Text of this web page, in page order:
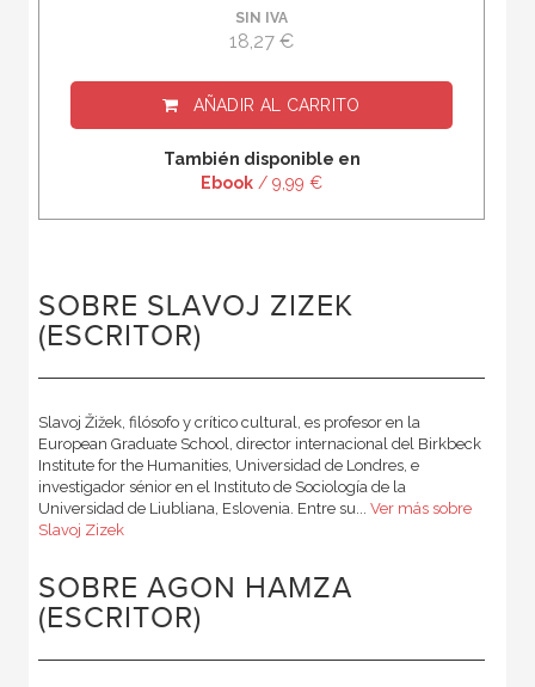
SIN IVA
18,27 €
AÑADIR AL CARRITO
También disponible en
Ebook / 9,99 €
SOBRE SLAVOJ ZIZEK
(ESCRITOR)
Slavoj Žižek, filósofo y crítico cultural, es profesor en la
European Graduate School, director internacional del Birkbeck
Institute for the Humanities, Universidad de Londres, e
investigador sénior en el Instituto de Sociología de la
Universidad de Liubliana, Eslovenia. Entre su... Ver más sobre
Slavoj Zizek
SOBRE AGON HAMZA
(ESCRITOR)